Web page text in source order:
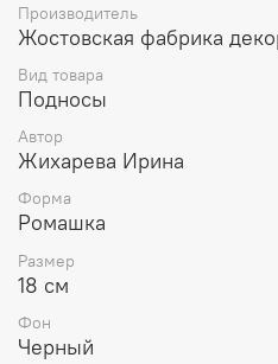
Производитель
Жостовская фабрика
Вид товара
Подносы
Автор
Жихарева Ирина
Форма
Ромашка
Размер
18 см
Фон
Черный